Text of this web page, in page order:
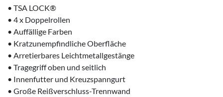
• TSA LOCK®
• 4 x Doppelrollen
• Auffällige Farben
• Kratzunempfindliche Oberfläche
• Arretierbares Leichtmetallgestänge
• Tragegriff oben und seitlich
• Innenfutter und Kreuzspanngurt
• Große Reißverschluss-Trennwand